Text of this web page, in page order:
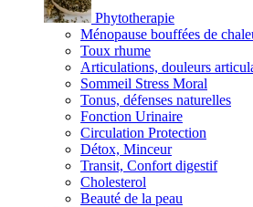
Phytotherapie
Ménopause bouffées de
Toux rhume
Articulations, douleurs
Sommeil Stress Moral
Tonus, défenses naturelles
Fonction Urinaire
Circulation Protection
Détox, Minceur
Transit, Confort digestif
Cholesterol
Beauté de la peau